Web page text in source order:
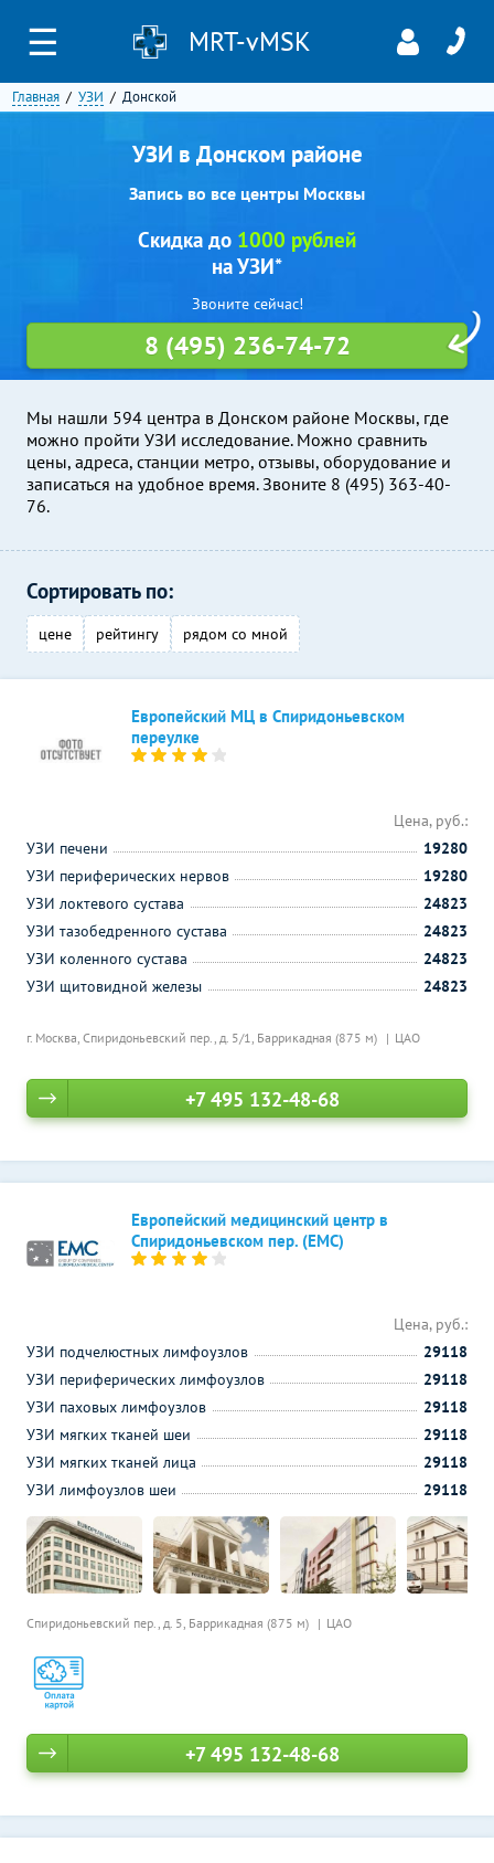
☰ MRT-vMSK
Главная УЗИ Донской
УЗИ в Донском районе
Запись во все центры Москвы
Мы нашли 594 центра в Донском районе Москвы, где
можно пройти УЗИ исследование. Можно сравнить
цены, адреса, станции метро, отзывы, оборудование и
записаться на удобное время. Звоните 8 (495) 363-40-
76.
Скидка до 1000 рублей
на УЗИ*
Звоните сейчас!
8 (495) 236-74-72
Сортировать по:
цене рейтингу рядом со мной
Европейский МЦ в Спиридоньевском
переулке
г. Москва, Спиридоньевский пер., д. 5/1, Баррикадная (875 м) ЦАО
Цена, руб.:
УЗИ печени
19280
УЗИ периферических нервов
19280
УЗИ локтевого сустава
24823
УЗИ тазобедренного сустава
24823
УЗИ коленного сустава
24823
УЗИ щитовидной железы
24823
+7 495 132-48-68
Европейский медицинский центр в
Спиридоньевском пер. (ЕМС)
Спиридоньевский пер., д. 5, Баррикадная (875 м) ЦАО
Цена, руб.:
УЗИ подчелюстных лимфоузлов
29118
УЗИ периферических лимфоузлов
29118
УЗИ паховых лимфоузлов
29118
УЗИ мягких тканей шеи
29118
УЗИ мягких тканей лица
29118
УЗИ лимфоузлов шеи
29118
+7 495 132-48-68